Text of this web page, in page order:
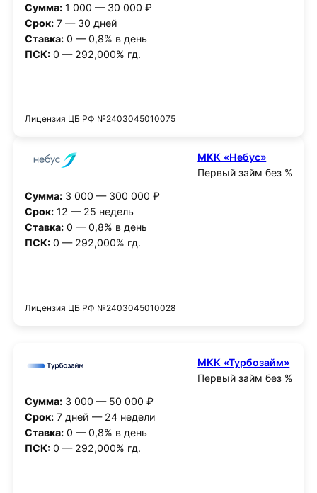
Сумма:1 000 — 30 000 ₽
Срок:7 — 30 дней
Ставка:0 — 0,8% в день
ПСК:0 — 292,000% гд.
Лицензия ЦБ РФ №2403045010075
МКК «Небус»
Первый займ без %
Сумма:3 000 — 300 000 ₽
Срок:12 — 25 недель
Ставка:0 — 0,8% в день
ПСК:0 — 292,000% гд.
Лицензия ЦБ РФ №2403045010028
МКК «Турбозайм»
Первый займ без %
Сумма:3 000 — 50 000 ₽
Срок:7 дней — 24 недели
Ставка:0 — 0,8% в день
ПСК:0 — 292,000% гд.